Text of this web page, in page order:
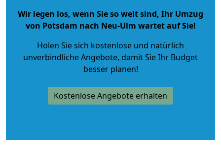
Wir legen los, wenn Sie so weit sind, Ihr Umzug
von Potsdam nach Neu-Ulm wartet auf Sie!
Holen Sie sich kostenlose und natürlich
unverbindliche Angebote, damit Sie Ihr Budget
besser planen!
Kostenlose Angebote erhalten